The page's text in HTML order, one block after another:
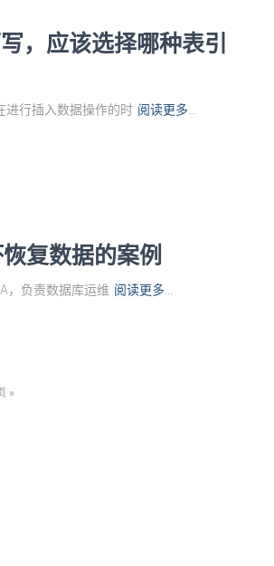
，应该选择哪种表引
进行插入数据操作的时 阅读更多…
复数据的案例
，负责数据库运维 阅读更多…